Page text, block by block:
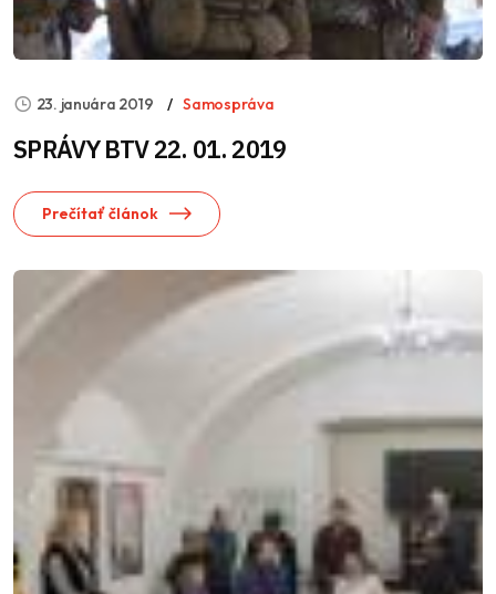
23. januára 2019 Samospráva
SPRÁVY BTV 22. 01. 2019
Prečítať článok